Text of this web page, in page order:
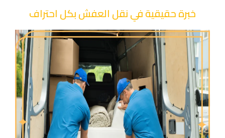
خبرة حقيقية في نقل العفش بكل احتراف